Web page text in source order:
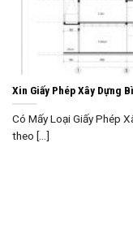
Xin Giấy Phép Xây Dựng
Có Mấy Loại Giấy Phép
theo [...]